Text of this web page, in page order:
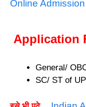
Online
Application
General/
SC/ ST of